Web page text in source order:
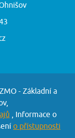
- Základní a
, Informace o
o přístupnosti